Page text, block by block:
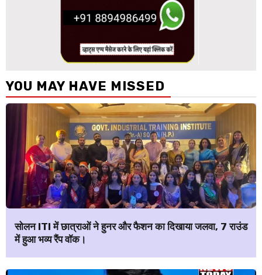
YOU MAY HAVE MISSED
सोलन ITI में छात्राओं ने हुनर और फैशन का दिखाया जलवा, 7 राउंड
में हुआ भव्य रैंप वॉक।